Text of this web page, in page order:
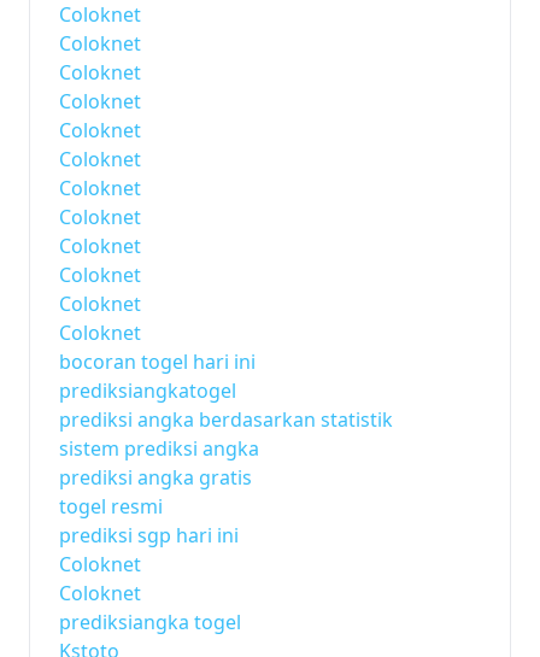
Coloknet
Coloknet
Coloknet
Coloknet
Coloknet
Coloknet
Coloknet
Coloknet
Coloknet
Coloknet
Coloknet
Coloknet
bocoran togel hari ini
prediksiangkatogel
prediksi angka berdasarkan statistik
sistem prediksi angka
prediksi angka gratis
togel resmi
prediksi sgp hari ini
Coloknet
Coloknet
prediksiangka togel
Kstoto